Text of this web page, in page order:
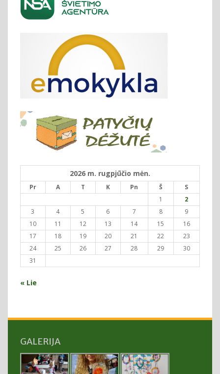
2026 m. rugpjūčio mėn.
Pr A T K Pn Š
S
1
2
3
4 5 6 7 8
9
10
11 12 13 14 15
16
17
18 19 20 21 22
23
24
25 26 27 28 29
30
31
« Lie
GALERIJA